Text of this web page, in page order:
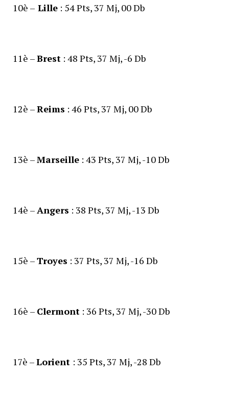
10è – Lille: 54 Pts, 37 Mj, 00 Db
11è –Brest: 48 Pts, 37 Mj, -6 Db
12è –Reims : 46 Pts, 37 Mj, 00 Db
13è –Marseille: 43 Pts, 37 Mj, -10 Db
14è –Angers : 38 Pts, 37 Mj, -13 Db
15è –Troyes : 37 Pts, 37 Mj, -16 Db
16è – Clermont: 36 Pts, 37 Mj, -30 Db
17è –Lorient : 35 Pts, 37 Mj, -28 Db